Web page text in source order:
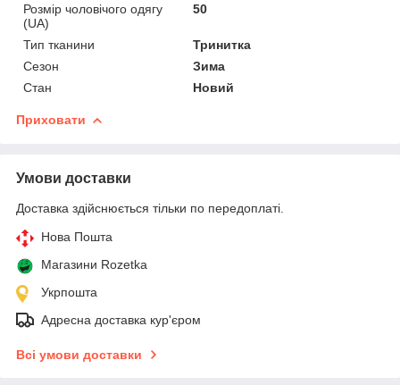
Розмір чоловічого одягу
(UA)
50
Тип тканини
Тринитка
Сезон
Зима
Стан
Новий
Приховати
Умови доставки
Доставка здійснюється тільки по передоплаті.
Нова Пошта
Магазини Rozetka
Укрпошта
Адресна доставка кур'єром
Всі умови доставки